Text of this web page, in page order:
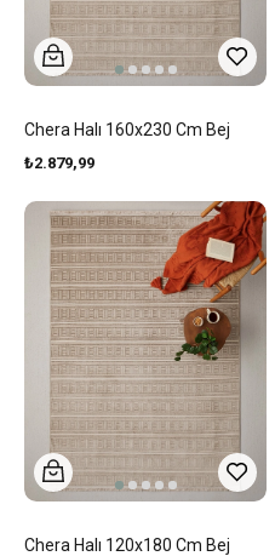
Chera Halı 160x230 Cm Bej
₺2.879,99
Chera Halı 120x180 Cm Bej